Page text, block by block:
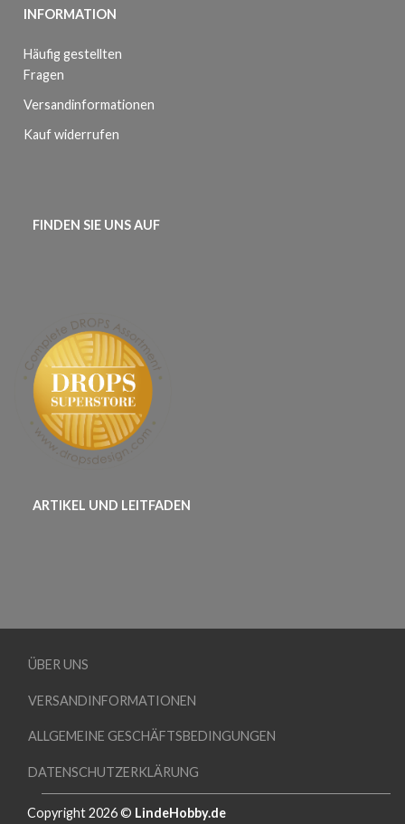
INFORMATION
Häufig gestellten
Fragen
Versandinformationen
Kauf widerrufen
FINDEN SIE UNS AUF
ARTIKEL UND LEITFADEN
ÜBER UNS
VERSANDINFORMATIONEN
ALLGEMEINE GESCHÄFTSBEDINGUNGEN
DATENSCHUTZERKLÄRUNG
Copyright 2026 © LindeHobby.de